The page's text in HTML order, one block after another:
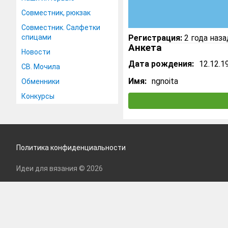
Совместник, рюкзак
Совместник. Салфетки
спицами
Новости
СВ. Мочила
Обменники
Конкурсы
Регистрация: 2 года
Анкета
Дата рождения:
Имя: ngnoita
Политика конфиденциальности
Идеи для вязания © 2026